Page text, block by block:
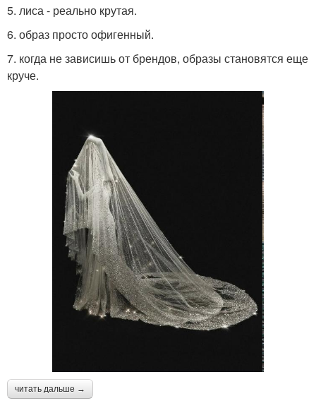
5. лиса - реально крутая.
6. образ просто офигенный.
7. когда не зависишь от брендов, образы становятся еще
круче.
читать дальше →